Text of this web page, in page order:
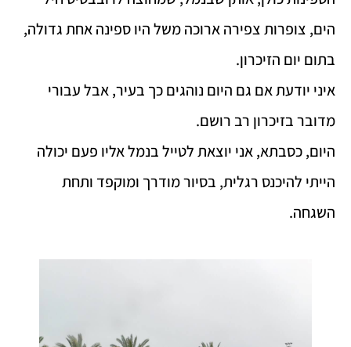
הים, צופרות צפירה ארוכה משל היו ספינה אחת גדולה,
בתום יום הזיכרון.
איני יודעת אם גם היום נוהגים כך בעיר, אבל עבורי
מדובר בזיכרון רב רושם.
היום, כסבתא, אני יוצאת לטייל בנמל אליו פעם יכולה
הייתי להיכנס רגלית, בסיור מודרך ומוקפד ותחת
השגחה.